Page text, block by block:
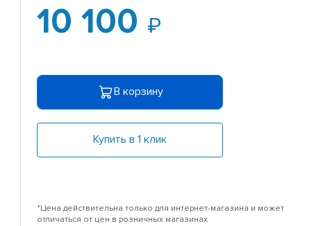
10 100
В корзину
Купить в 1 клик
*Цена действительна только для интернет-магазина и может
отличаться от цен в розничных магазинах